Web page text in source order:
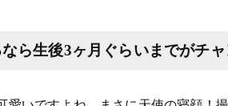
ら生後3ヶ月ぐらいまでがチャ